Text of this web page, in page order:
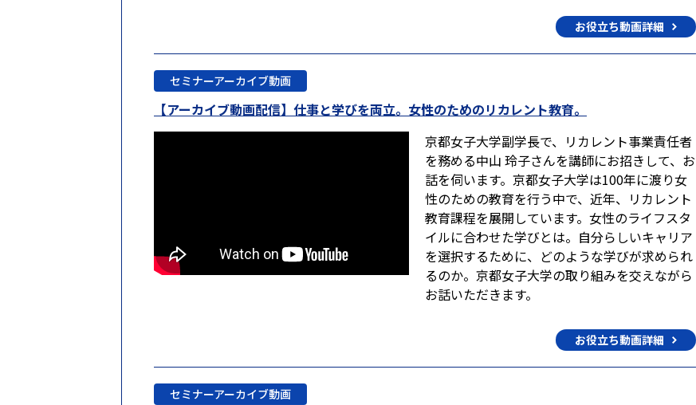
お役立ち動画詳細
セミナーアーカイブ動画
【アーカイブ動画配信】仕事と学びを両立。女性のためのリカレント教育。
京都女子大学副学長で、リカレント事業責任者
を務める中山 玲子さんを講師にお招きして、お
話を伺います。京都女子大学は100年に渡り女
性のための教育を行う中で、近年、リカレント
教育課程を展開しています。女性のライフスタ
イルに合わせた学びとは。自分らしいキャリア
を選択するために、どのような学びが求められ
るのか。京都女子大学の取り組みを交えながら
お話いただきます。
お役立ち動画詳細
セミナーアーカイブ動画